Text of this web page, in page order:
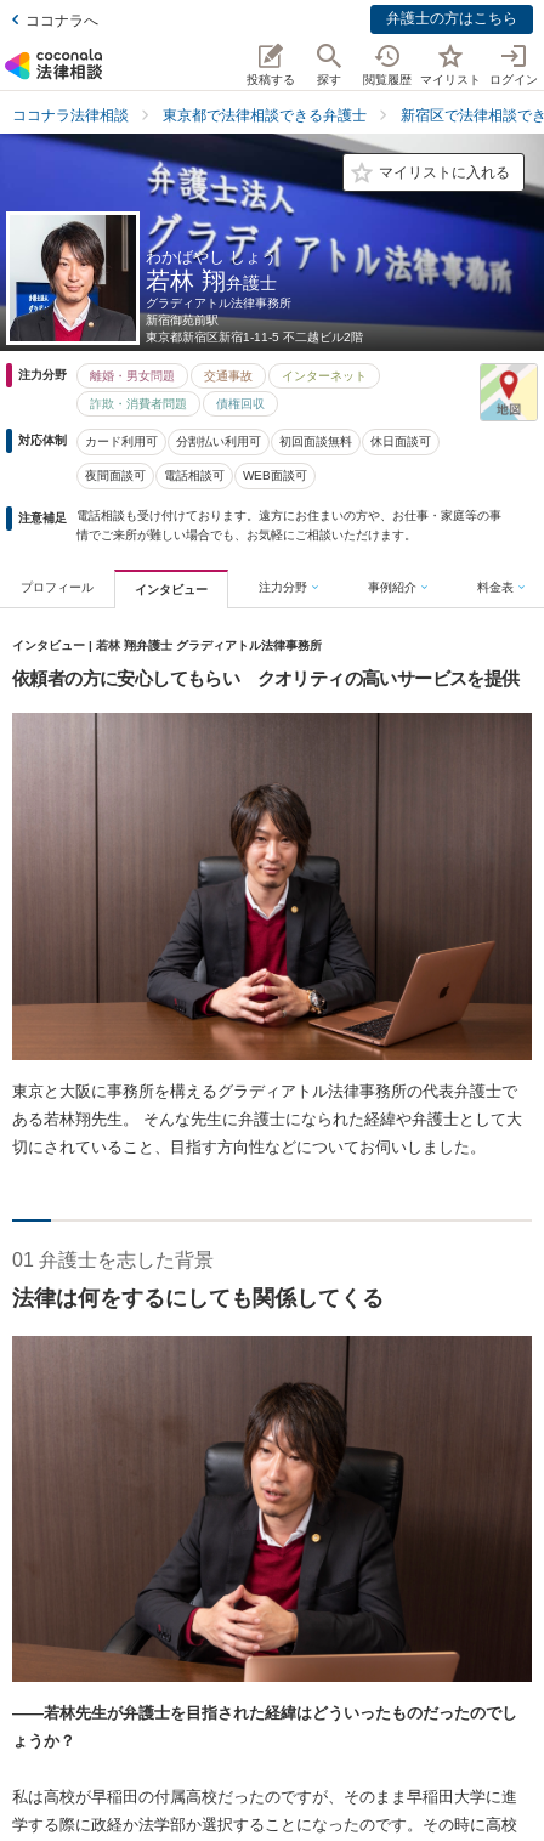
ココナラへ 弁護士の方はこちら
投稿する 探す 閲覧履歴 マイリスト ログイン
ココナラ法律相談 東京都で法律相談できる弁護士 新宿区で法律相談で
マイリストに入れる
わかばやし しょう
若林 翔弁護士
グラディアトル法律事務所
新宿御苑前駅
東京都新宿区新宿1-11-5 不二越ビル2階
注力分野 離婚・男女問題 交通事故 インターネット
詐欺・消費者問題 債権回収
対応体制 カード利用可 分割払い利用可 初回面談無料 休日面談可
夜間面談可 電話相談可 WEB面談可
注意補足
電話相談も受け付けております。遠方にお住まいの方や、お仕事・家庭等の事
情でご来所が難しい場合でも、お気軽にご相談いただけます。
プロフィール インタビュー 注力分野 事例紹介 料金表
インタビュー | 若林 翔弁護士 グラディアトル法律事務所
依頼者の方に安心してもらい クオリティの高いサービスを提供
東京と大阪に事務所を構えるグラディアトル法律事務所の代表弁護士で
ある若林翔先生。 そんな先生に弁護士になられた経緯や弁護士として大
切にされていること、目指す方向性などについてお伺いしました。
01 弁護士を志した背景
法律は何をするにしても関係してくる
――若林先生が弁護士を目指された経緯はどういったものだったのでし
ょうか？
私は高校が早稲田の付属高校だったのですが、そのまま早稲田大学に進
学する際に政経か法学部か選択することになったのです。その時に高校